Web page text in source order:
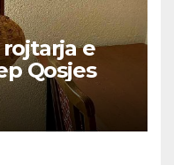
e
Qosjes